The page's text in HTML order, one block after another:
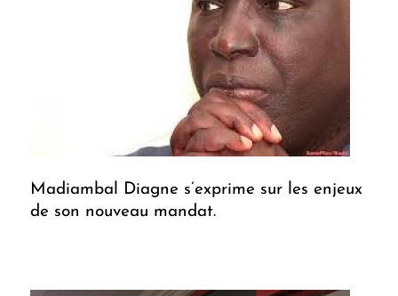
Madiambal Diagne s’exprime sur les enjeux
de son nouveau mandat.